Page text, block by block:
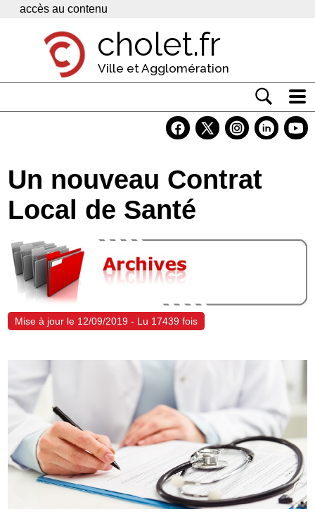
Panneau de gestion des cookies
accès au contenu
cholet.fr
Ville et Agglomération
Economie
Services
Contacts
Un nouveau Contrat
Local de Santé
Mise à jour le 12/09/2019 - Lu 17439 fois